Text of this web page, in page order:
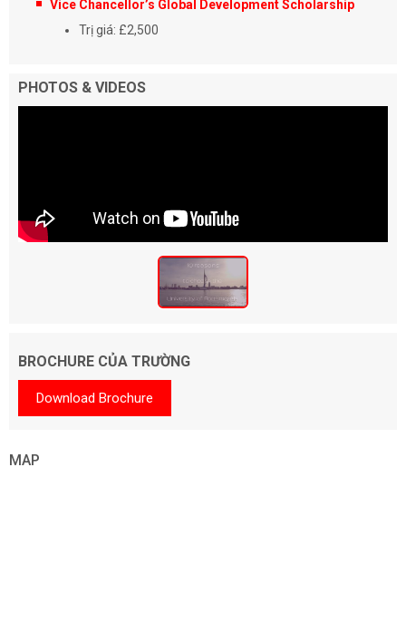
Vice Chancellor’s Global Development Scholarship
Trị giá: £2,500
PHOTOS & VIDEOS
BROCHURE CỦA TRƯỜNG
Download Brochure
MAP